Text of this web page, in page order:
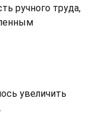
ручного труда,
увеличить